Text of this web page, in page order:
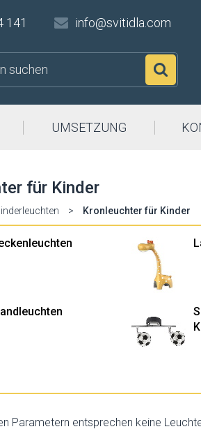
141 info@svitidla.com
UMSETZUNG
für Kinder
> Kronleuchter für Kinder
Parametern entsprechen keine